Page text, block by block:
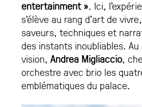
entertainment ». Ici,
s’élève au rang d’art de
saveurs, techniques et
des instants inoubliables.
vision,Andrea Migliaccio,
orchestre avec brio les
emblématiques du palace.